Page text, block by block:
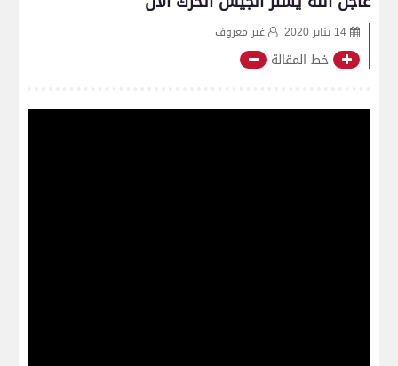
14 يناير 2020 غير معروف
خط المقالة